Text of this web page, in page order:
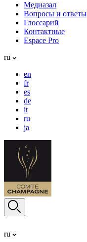
Медиазал
Вопросы и ответы
Глоссарий
Контактные
Espace Pro
ru
en
fr
es
de
it
ru
ja
ru